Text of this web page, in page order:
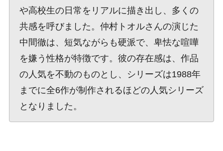
や高校生の日常をリアルに描き出し、多くの
共感を呼びました。仲村トオルさんの演じた
中間徹は、短気ながらも硬派で、卑怯な喧嘩
を嫌う性格が特徴です。彼の存在感は、作品
の人気を不動のものとし、シリーズは1988年
までに全6作が制作されるほどの人気シリーズ
となりました。